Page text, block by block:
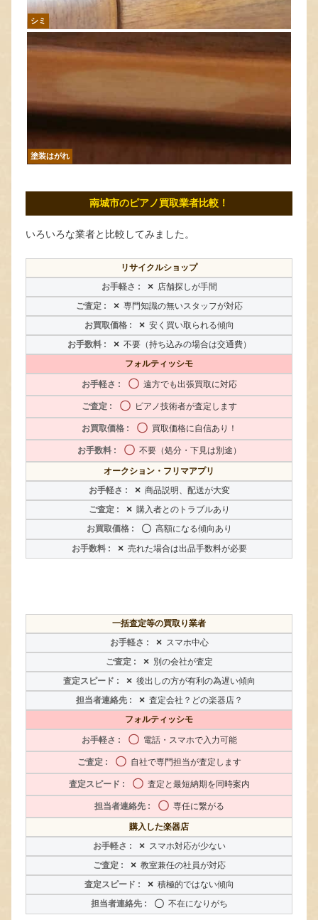
シミ
塗装はがれ
南城市のピアノ買取業者比較！
いろいろな業者と比較してみました。
リサイクルショップ
× 店舗探しが手間
× 専門知識の無いスタッフが対応
× 安く買い取られる傾向
× 不要（持ち込みの場合は交通費）
フォルティッシモ
〇 遠方でも出張買取に対応
〇 ピアノ技術者が査定します
〇 買取価格に自信あり！
〇 不要（処分・下見は別途）
オークション・フリマアプリ
× 商品説明、配送が大変
× 購入者とのトラブルあり
〇 高額になる傾向あり
× 売れた場合は出品手数料が必要
一括査定等の買取り業者
× スマホ中心
× 別の会社が査定
× 後出しの方が有利の為遅い傾向
× 査定会社？どの楽器店？
フォルティッシモ
〇 電話・スマホで入力可能
〇 自社で専門担当が査定します
〇 査定と最短納期を同時案内
〇 専任に繋がる
購入した楽器店
× スマホ対応が少ない
× 教室兼任の社員が対応
× 積極的ではない傾向
〇 不在になりがち